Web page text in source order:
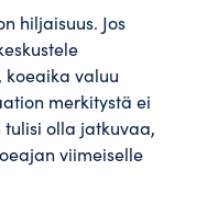
hiljaisuus. Jos
koeaika valuu
merkitystä ei
olla jatkuvaa,
viimeiselle